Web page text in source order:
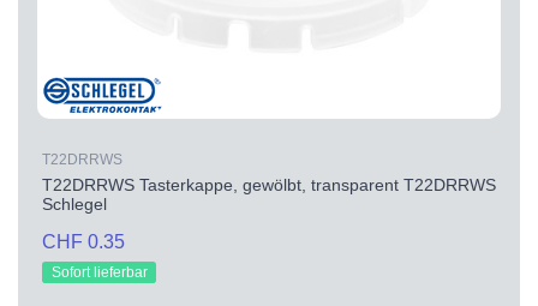
T22DRRWS
T22DRRWS Tasterkappe, gewölbt, transparent T22DRRWS
Schlegel
CHF 0.35
Sofort lieferbar